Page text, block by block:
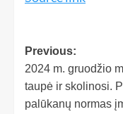
Previous:
2024 m. gruodžio
taupė ir skolinosi.
palūkanų normas